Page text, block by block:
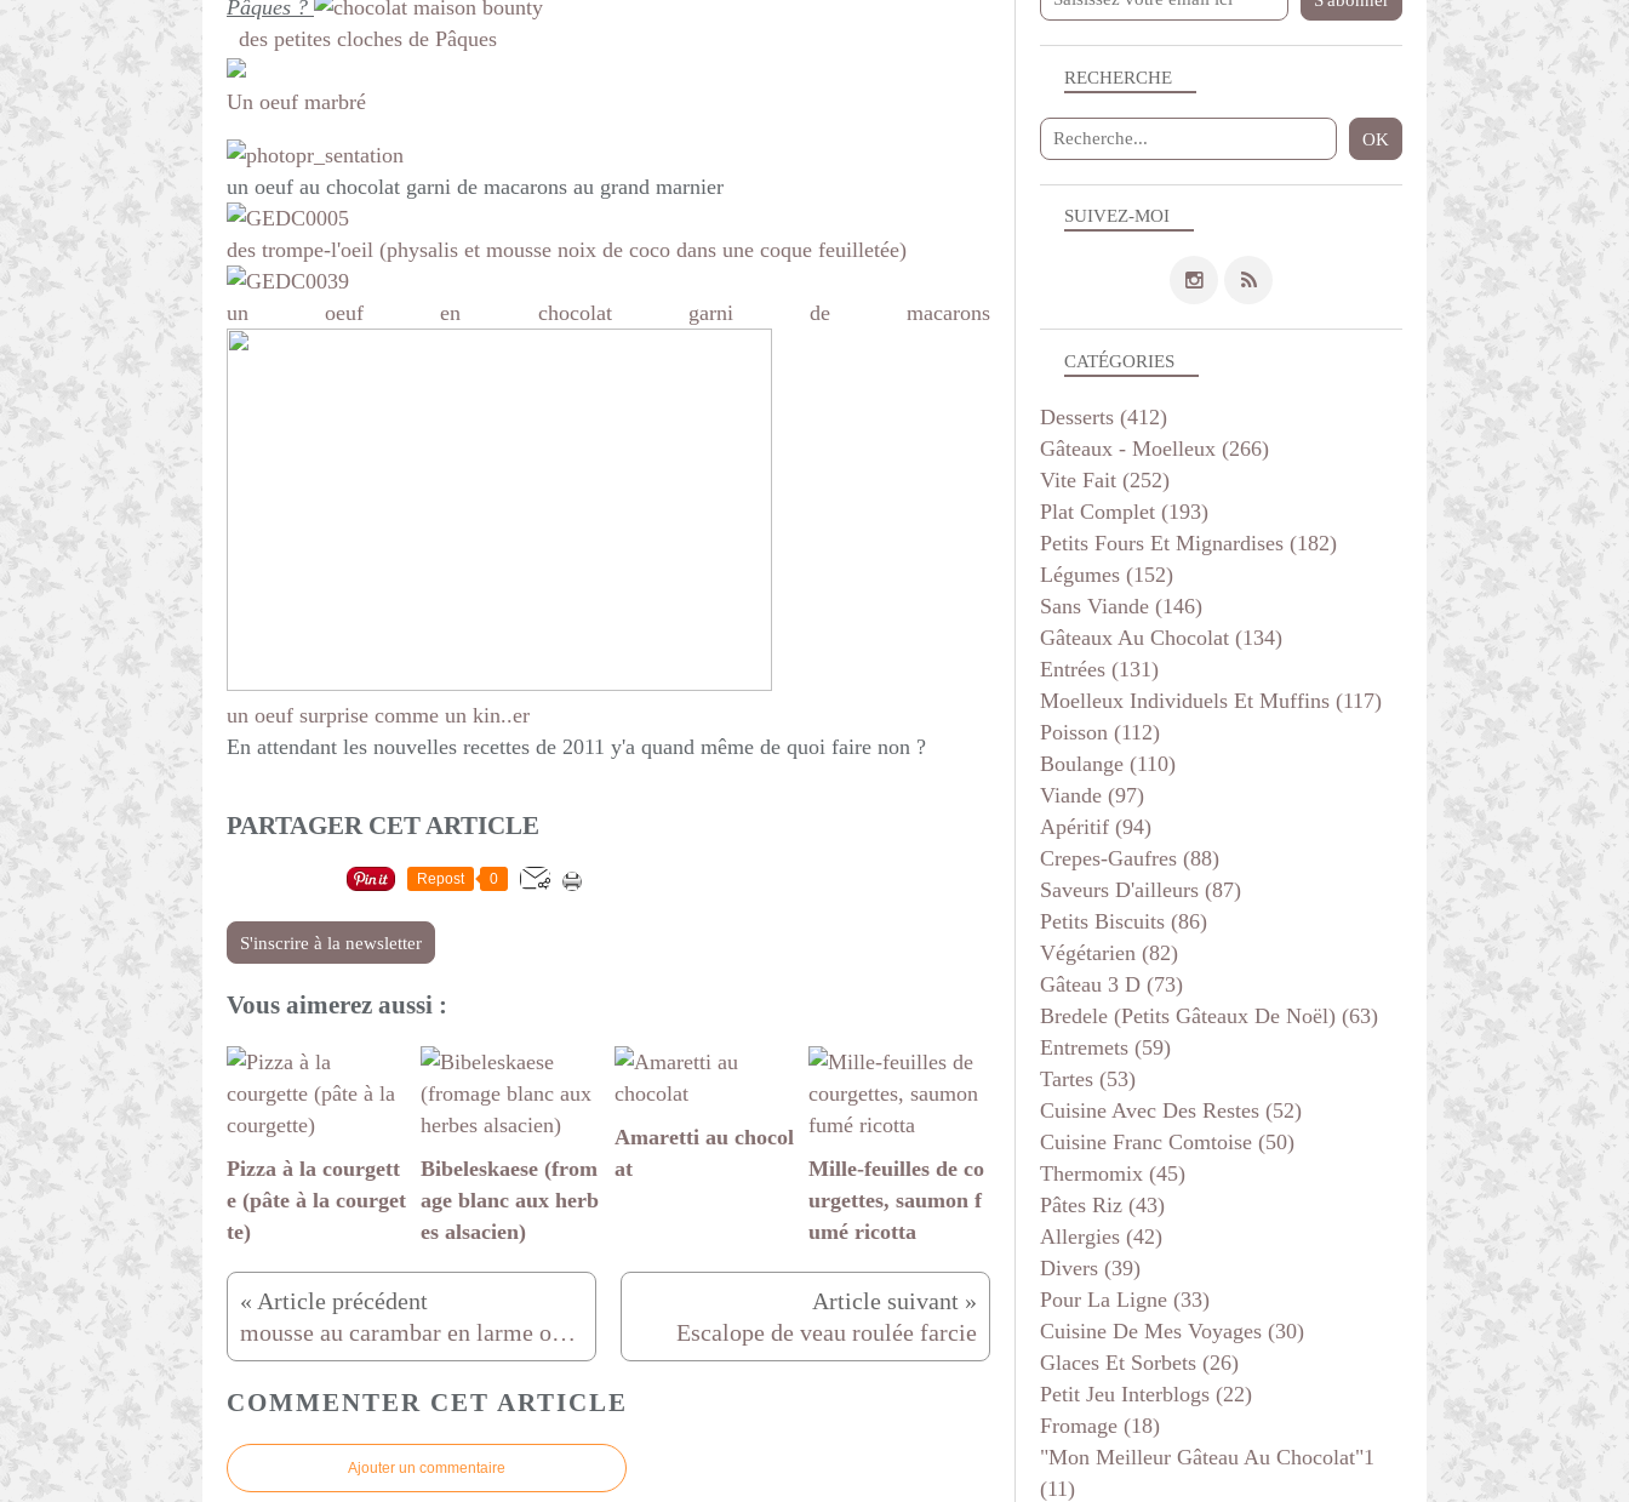
Pâques ?
des petites cloches de Pâques
Un oeuf marbré
un oeuf au chocolat garni de macarons au grand marnier
des trompe-l'oeil (physalis et mousse noix de coco dans une coque feuilletée)
un oeuf en chocolat garni de macarons
un oeuf surprise comme un kin..er
En attendant les nouvelles recettes de 2011 y'a quand même de quoi faire non ?
PARTAGER CET ARTICLE
Repost 0
S'inscrire à la newsletter
Vous aimerez aussi :
Pizza à la courgett
e (pâte à la courget
te)
Bibeleskaese (from
age blanc aux herb
es alsacien)
Amaretti au chocol
at
Mille-feuilles de co
urgettes, saumon f
umé ricotta
mousse au carambar en larme ou mousse au carambar en sphère chocolatée Escalope de veau roulée farcie
COMMENTER CET ARTICLE
Ajouter un commentaire
SUIVEZ-MOI
RECHERCHE
CATÉGORIES
Desserts (412)
Gâteaux - Moelleux (266)
Vite Fait (252)
Plat Complet (193)
Petits Fours Et Mignardises (182)
Légumes (152)
Sans Viande (146)
Gâteaux Au Chocolat (134)
Entrées (131)
Moelleux Individuels Et Muffins (117)
Poisson (112)
Boulange (110)
Viande (97)
Apéritif (94)
Crepes-Gaufres (88)
Saveurs D'ailleurs (87)
Petits Biscuits (86)
Végétarien (82)
Gâteau 3 D (73)
Bredele (petits Gâteaux De Noël) (63)
Entremets (59)
Tartes (53)
Cuisine Avec Des Restes (52)
Cuisine Franc Comtoise (50)
Thermomix (45)
Pâtes Riz (43)
Allergies (42)
Divers (39)
Pour La Ligne (33)
Cuisine De Mes Voyages (30)
Glaces Et Sorbets (26)
Petit Jeu Interblogs (22)
Fromage (18)
"mon Meilleur Gâteau Au Chocolat"1
(11)